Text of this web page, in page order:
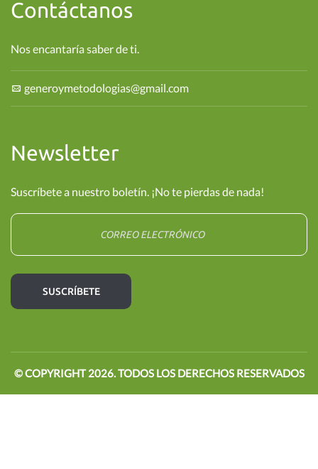
Contáctanos
Nos encantaría saber de ti.
generoymetodologias@gmail.com
Newsletter
Suscríbete a nuestro boletín. ¡No te pierdas de nada!
© COPYRIGHT2026. TODOS LOS DERECHOS RESERVADOS